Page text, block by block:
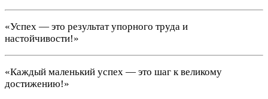
«Успех — это результат упорного труда и
настойчивости!»
«Каждый маленький успех — это шаг к великому
достижению!»